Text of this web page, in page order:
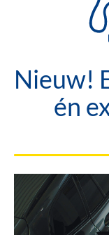
Nieuw!
én